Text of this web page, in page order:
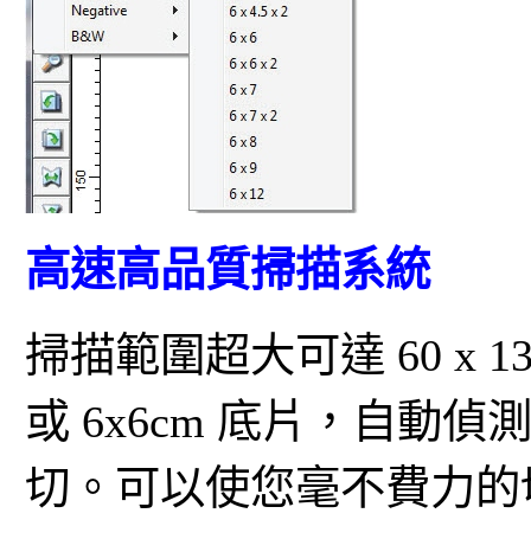
高速高品質掃描系統
掃描範圍超大可達 60 x
或 6x6cm 底片，自動偵
切。可以使您毫不費力